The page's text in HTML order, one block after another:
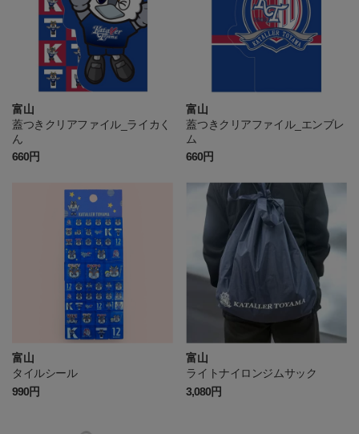
富山
蓋つきクリアファイル_ライカく
ん
660円
富山
蓋つきクリアファイル_エンブレ
ム
660円
富山
タイルシール
990円
富山
ライトナイロンジムサック
3,080円